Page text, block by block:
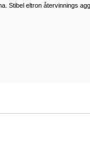
Stibel eltron återvinnings